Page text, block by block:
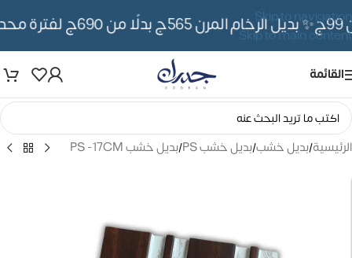
Skip to navigation
Skip to main content
✨ بديل الرخام المرن 565ج بدلًا من 690ج لفترة محدوده
القائمة
الرئيسية/بديل خشب/بديل خشب PS /بديل خشب PS -17CM